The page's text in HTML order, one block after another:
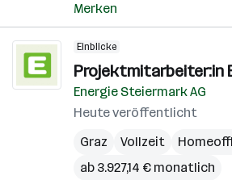
Merken
Einblicke
Projektmitarbeiter:in
Energie Steiermark AG
Heute veröffentlicht
Graz
Vollzeit
ab 3.927,14 € monatlich